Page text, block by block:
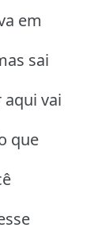
em
sai
vai
que